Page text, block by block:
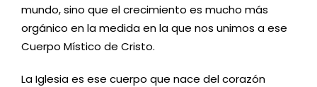
mundo, sino que el crecimiento es mucho más
orgánico en la medida en la que nos unimos a ese
Cuerpo Místico de Cristo.
La Iglesia es ese cuerpo que nace del corazón